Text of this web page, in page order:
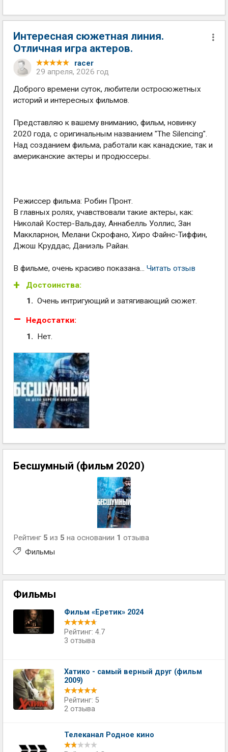
Интересная сюжетная линия.
Отличная игра актеров.
racer
29 апреля, 2026 год
Доброго времени суток, любители остросюжетных
историй и интересных фильмов.
Представляю к вашему вниманию, фильм, новинку
2020 года, с оригинальным названием "The Silencing".
Над созданием фильма, работали как канадские, так и
американские актеры и продюссеры.
Режиссер фильма: Робин Пронт.
В главных ролях, учавствовали такие актеры, как:
Николай Костер-Вальдау, Аннабелль Уоллис, Зан
Маккларнон, Мелани Скрофано, Хиро Файнс-Тиффин,
Джош Круддас, Даниэль Райан.
В фильме, очень красиво показана... Читать отзыв
Достоинства:
Очень интригующий и затягивающий сюжет.
Недостатки:
Нет.
Бесшумный (фильм 2020)
Рейтинг 5 из 5 на основании 1 отзыва
Фильмы
Фильмы
Фильм «Еретик» 2024
Рейтинг: 4.7
3 отзыва
Хатико - самый верный друг (фильм
2009)
Рейтинг: 5
2 отзыва
Телеканал Родное кино